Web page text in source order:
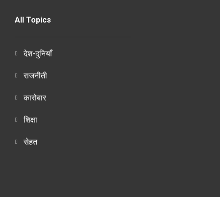
All Topics
देश-दुनियाँ
राजनीती
कारोबार
शिक्षा
सेहत